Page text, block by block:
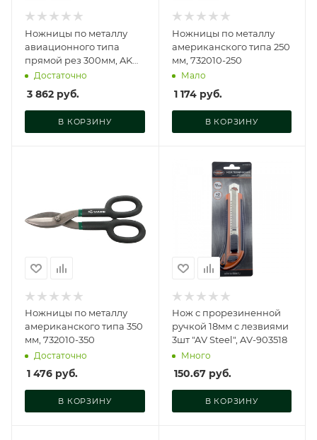
Ножницы по металлу
авиационного типа
прямой рез 300мм, AKD-
30005
Достаточно
3 862 руб.
В КОРЗИНУ
Ножницы по металлу
американского типа 250
мм, 732010-250
Мало
1 174руб.
В КОРЗИНУ
Ножницы по металлу
американского типа 350
мм, 732010-350
Достаточно
1 476 руб.
В КОРЗИНУ
Нож с прорезиненной
ручкой 18мм с лезвиями
3шт "AV Steel", AV-903518
Много
150.67руб.
В КОРЗИНУ